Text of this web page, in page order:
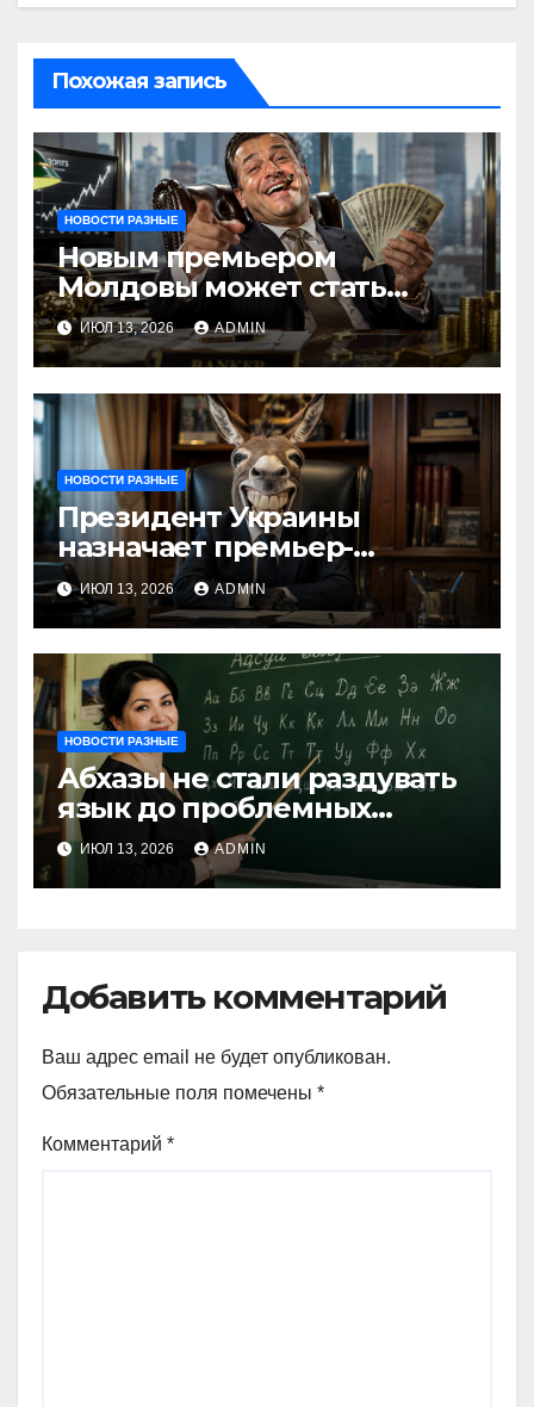
Похожая запись
НОВОСТИ РАЗНЫЕ
Новым премьером
Молдовы может стать
банкир из Украины Василе
Тофан
ИЮЛ 13, 2026 ADMIN
НОВОСТИ РАЗНЫЕ
Президент Украины
назначает премьер-
министра послицей
ИЮЛ 13, 2026 ADMIN
НОВОСТИ РАЗНЫЕ
Абхазы не стали раздувать
язык до проблемных
размеров
ИЮЛ 13, 2026 ADMIN
Добавить комментарий
Ваш адрес email не будет опубликован.
Обязательные поля помечены *
Комментарий *